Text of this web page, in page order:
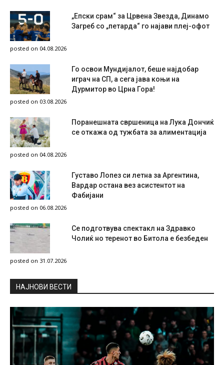
„Епски срам“ за Црвена Звезда, Динамо
Загреб со „петарда“ го најави плеј-офот
posted on 04.08.2026
Го освои Мундијалот, беше најдобар
играч на СП, а сега јава коњи на
Дурмитор во Црна Гора!
posted on 03.08.2026
Поранешната свршеница на Лука Дончиќ
се откажа од тужбата за алиментација
posted on 04.08.2026
Густаво Лопез си летна за Аргентина,
Вардар остана вез асистентот на
Фабијани
posted on 06.08.2026
Се подготвува спектакл на Здравко
Чолиќ но теренот во Битола е безбеден
posted on 31.07.2026
НAЈНОВИ ВЕСТИ